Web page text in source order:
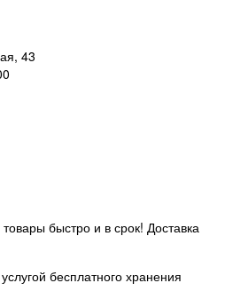
43
быстро и в срок! Доставка
бесплатного хранения